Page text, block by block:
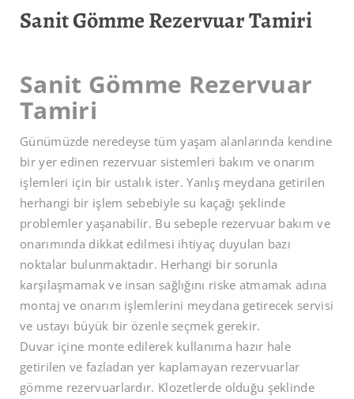
Sanit Gömme Rezervuar Tamiri
Sanit Gömme Rezervuar
Tamiri
Günümüzde neredeyse tüm yaşam alanlarında kendine
bir yer edinen rezervuar sistemleri bakım ve onarım
işlemleri için bir ustalık ister. Yanlış meydana getirilen
herhangi bir işlem sebebiyle su kaçağı şeklinde
problemler yaşanabilir. Bu sebeple rezervuar bakım ve
onarımında dikkat edilmesi ihtiyaç duyulan bazı
noktalar bulunmaktadır. Herhangi bir sorunla
karşılaşmamak ve insan sağlığını riske atmamak adına
montaj ve onarım işlemlerini meydana getirecek servisi
ve ustayı büyük bir özenle seçmek gerekir.
Duvar içine monte edilerek kullanıma hazır hale
getirilen ve fazladan yer kaplamayan rezervuarlar
gömme rezervuarlardır. Klozetlerde olduğu şeklinde